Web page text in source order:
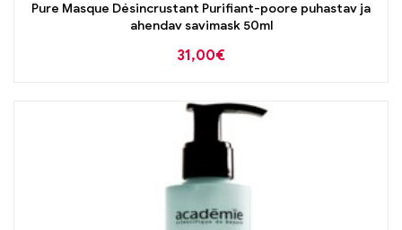
Pure Masque Désincrustant Purifiant-poore puhastav ja
ahendav savimask 50ml
31,00€